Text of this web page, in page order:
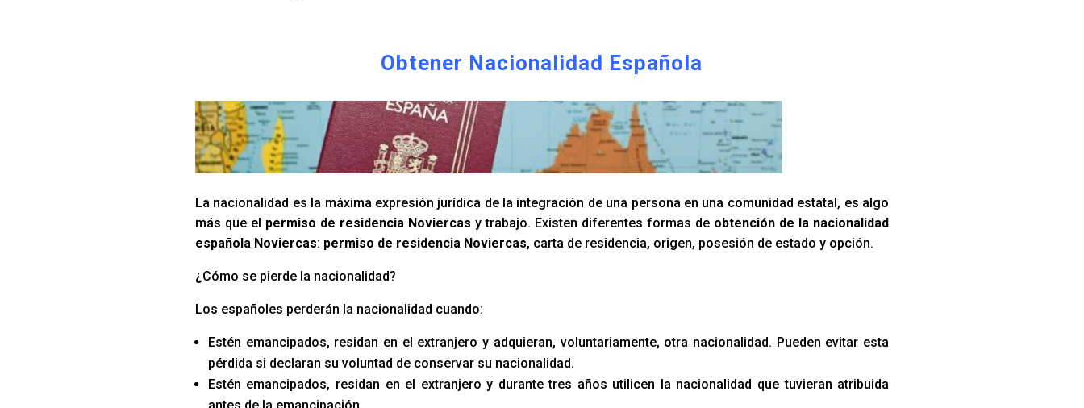
Obtener Nacionalidad Española
La nacionalidad es la máxima expresión jurídica de la integración de una persona en una comunidad estatal, es algo
más que el permiso de residencia Noviercas y trabajo. Existen diferentes formas de obtención de la nacionalidad
española Noviercas: permiso de residencia Noviercas, carta de residencia, origen, posesión de estado y opción.
¿Cómo se pierde la nacionalidad?
Los españoles perderán la nacionalidad cuando:
Estén emancipados, residan en el extranjero y adquieran, voluntariamente, otra nacionalidad. Pueden evitar esta
pérdida si declaran su voluntad de conservar su nacionalidad.
Estén emancipados, residan en el extranjero y durante tres años utilicen la nacionalidad que tuvieran atribuida
antes de la emancipación.